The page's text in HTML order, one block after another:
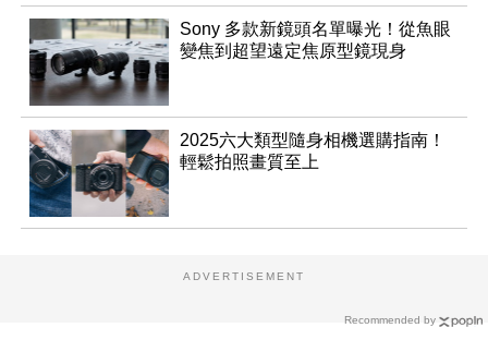
Sony 多款新鏡頭名單曝光！從魚眼
變焦到超望遠定焦原型鏡現身
2025六大類型隨身相機選購指南！
輕鬆拍照畫質至上
Recommended by
ADVERTISEMENT